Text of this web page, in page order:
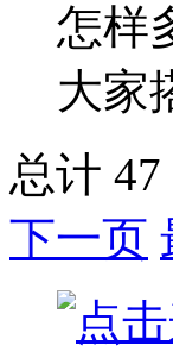
怎样
大家
总计
下一页